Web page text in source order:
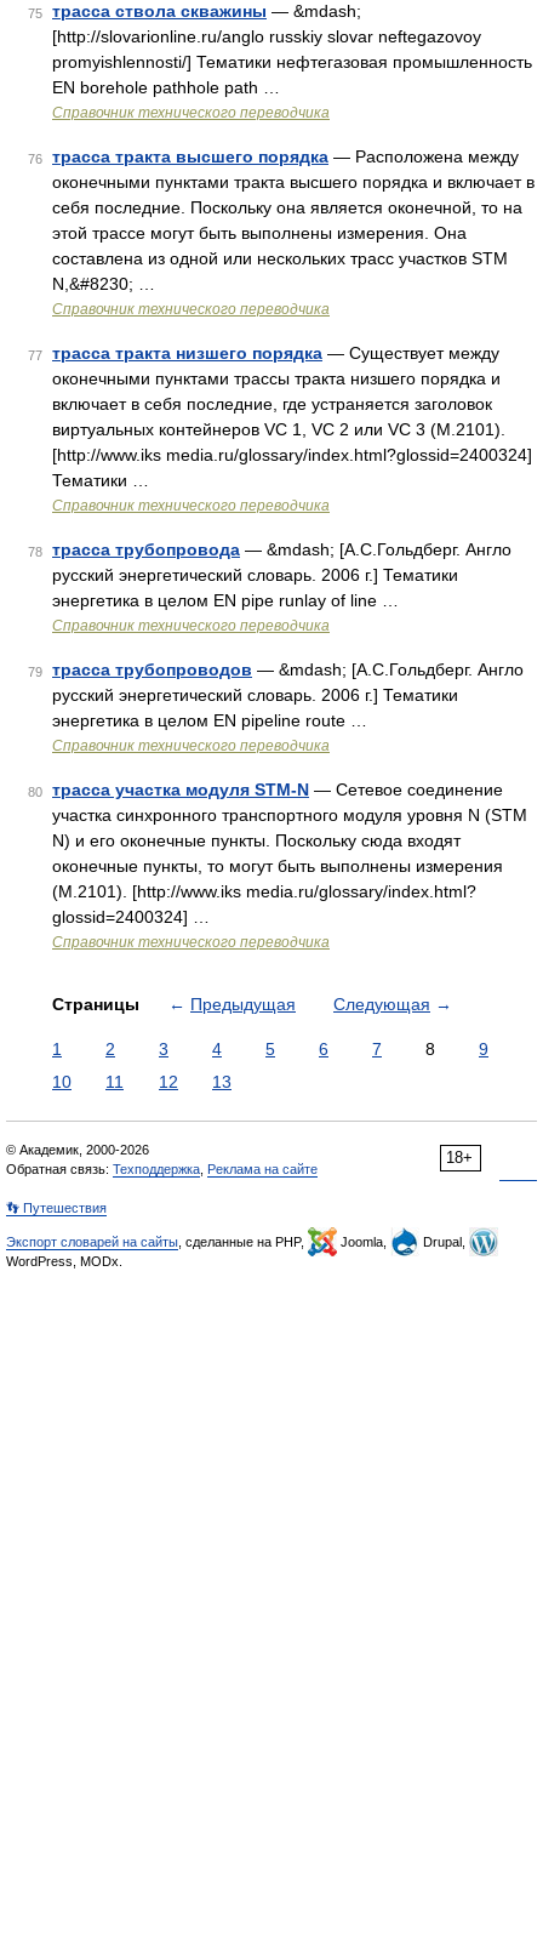
75 трасса ствола скважины — &mdash;
[http://slovarionline.ru/anglo russkiy slovar neftegazovoy
promyishlennosti/] Тематики нефтегазовая промышленность
EN borehole pathhole path …
Справочник технического переводчика
76 трасса тракта высшего порядка — Расположена между
оконечными пунктами тракта высшего порядка и включает в
себя последние. Поскольку она является оконечной, то на
этой трассе могут быть выполнены измерения. Она
составлена из одной или нескольких трасс участков STM
N,&#8230; …
Справочник технического переводчика
77 трасса тракта низшего порядка — Существует между
оконечными пунктами трассы тракта низшего порядка и
включает в себя последние, где устраняется заголовок
виртуальных контейнеров VC 1, VC 2 или VC 3 (M.2101).
[http://www.iks media.ru/glossary/index.html?glossid=2400324]
Тематики …
Справочник технического переводчика
78 трасса трубопровода — &mdash; [А.С.Гольдберг. Англо
русский энергетический словарь. 2006 г.] Тематики
энергетика в целом EN pipe runlay of line …
Справочник технического переводчика
79 трасса трубопроводов — &mdash; [А.С.Гольдберг. Англо
русский энергетический словарь. 2006 г.] Тематики
энергетика в целом EN pipeline route …
Справочник технического переводчика
80 трасса участка модуля STM-N — Сетевое соединение
участка синхронного транспортного модуля уровня N (STM
N) и его оконечные пункты. Поскольку сюда входят
оконечные пункты, то могут быть выполнены измерения
(M.2101). [http://www.iks media.ru/glossary/index.html?
glossid=2400324] …
Справочник технического переводчика
Страницы ← Предыдущая Следующая →
1 2 3 4 5 6 7 8
9
10
11 12 13
18+
© Академик, 2000-2026
Обратная связь: Техподдержка Реклама на сайте
👣 Путешествия
Экспорт словарей на сайты , сделанные на PHP, Joomla,
Drupal,
WordPress, MODx.